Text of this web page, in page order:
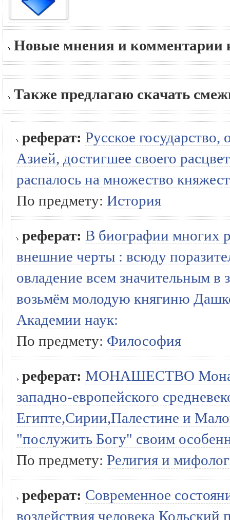
Новые мнения и комментарии
Также предлагаю скачать
реферат: Русское
Азией, достигшее своего
распалось на множество
По предмету: История
реферат: В биографии многих
внешние черты : всюду
овладение всем значительным в
возьмём молодую княгиню
Академии наук:
По предмету: Философия
реферат: МОНАШЕСТВО
западно-европейского
Египте,Сирии,Палестине и
"послужить Богу" своим
По предмету: Религия и
реферат: Современное
воздействия человека Кольский